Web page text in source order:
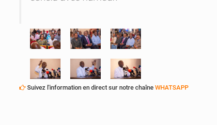
Suivez l'information en direct sur notre chaîne WHATSAPP